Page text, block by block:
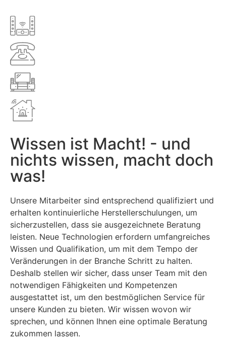
Wissen ist Macht! - und
nichts wissen, macht doch
was!
Unsere Mitarbeiter sind entsprechend qualifiziert und
erhalten kontinuierliche Herstellerschulungen, um
sicherzustellen, dass sie ausgezeichnete Beratung
leisten. Neue Technologien erfordern umfangreiches
Wissen und Qualifikation, um mit dem Tempo der
Veränderungen in der Branche Schritt zu halten.
Deshalb stellen wir sicher, dass unser Team mit den
notwendigen Fähigkeiten und Kompetenzen
ausgestattet ist, um den bestmöglichen Service für
unsere Kunden zu bieten. Wir wissen wovon wir
sprechen, und können Ihnen eine optimale Beratung
zukommen lassen.